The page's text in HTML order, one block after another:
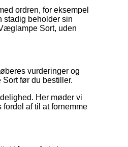
ordren, for eksempel
stadig beholder sin
Sort, uden
vurderinger og
før du bestiller.
Her møder vi
af til at fornemme